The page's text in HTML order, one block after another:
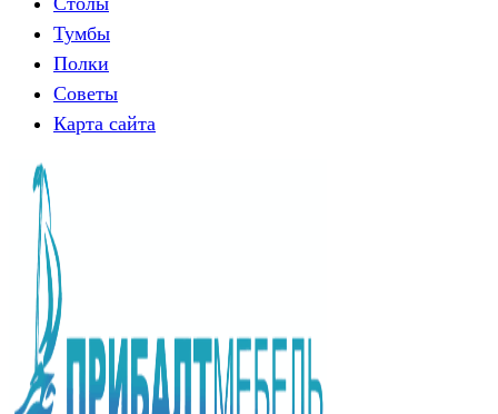
Тумбы
Полки
Советы
Карта сайта